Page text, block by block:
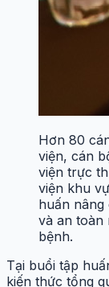
Hơn 80
viện, cán
viện trực
viện khu
huấn
và an toàn
bệnh.
Tại buổi tập
kiến thức tổng